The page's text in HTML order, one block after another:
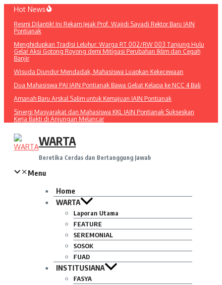
Lewati
konten
Hot News
Resmi Dilantik! Ini Rekam Jejak Prof. Wajidi Sayadi Rektor Baru IAIN
Pontianak
Menghidupkan Tradisi Leluhur: Warga RT 002/RW 003 Tanjung Hulu
Gelar Aksi Gotong Royong demi Mitigasi Perubahan Iklim dan Cegah
Banjir
Wisuda Diundur Mendadak, Mahasiswa Luapkan Kekecewaan
Dua Mahasiswa PAI IAIN Pontianak Bawa Geliat Kelapa ke NCC 4 Bali
Amanah Baru Arskal Salim untuk Kemajuan IAIN Pontianak
Sinergi Masyarakat dan Mahasiswa KKL IAIN Pontianak Sukseskan
Kerja Bakti di Anjungan Melancar
WARTA
Beretika Cerdas dan Bertanggung Jawab
Menu
Home
WARTA
Laporan Utama
FEATURE
SEREMONIAL
SOSOK
FUAD
INSTITUSIANA
FASYA